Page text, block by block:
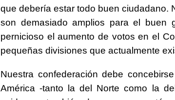
que debería estar todo buen ciudadano.
son demasiado amplios para el buen
pernicioso el aumento de votos en el
pequeñas divisiones que actualmente
Nuestra confederación debe
América -tanto la del Norte como la